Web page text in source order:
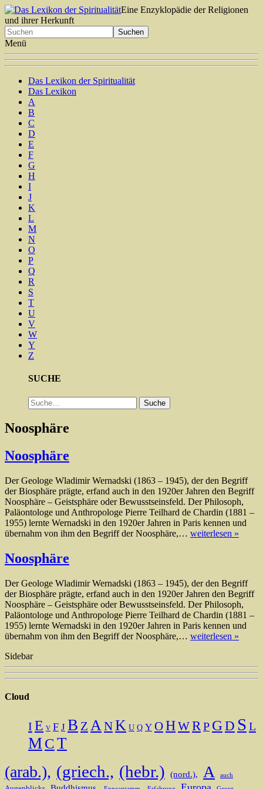
Eine Enzyklopädie der Religionen
und ihrer Herkunft
Menü
Das Lexikon der Spiritualität
Das Lexikon
A
B
C
D
E
F
G
H
I
J
K
L
M
N
O
P
Q
R
S
T
U
V
W
Y
Z
SUCHE
Suche Suche
Noosphäre
Noosphäre
Der Geologe Wladimir Wernadski (1863 – 1945), der den Begriff
der Biosphäre prägte, erfand auch in den 1920er Jahren den Begriff
Noosphäre – Geistsphäre oder Bewusstseinsfeld. Der Philosoph,
Paläontologe und Anthropologe Pierre Teilhard de Chardin (1881 –
1955) lernte Wernadski in den 1920er Jahren in Paris kennen und
übernahm von ihm den Begriff der Noosphäre,… weiterlesen »
Noosphäre
Der Geologe Wladimir Wernadski (1863 – 1945), der den Begriff
der Biosphäre prägte, erfand auch in den 1920er Jahren den Begriff
Noosphäre – Geistsphäre oder Bewusstseinsfeld. Der Philosoph,
Paläontologe und Anthropologe Pierre Teilhard de Chardin (1881 –
1955) lernte Wernadski in den 1920er Jahren in Paris kennen und
übernahm von ihm den Begriff der Noosphäre,… weiterlesen »
Sidebar
Cloud
I E V F J B Z A NK U Q Y OHWR P GD S L
MCT
(arab.), (griech., (hebr.) (nord.), A auch